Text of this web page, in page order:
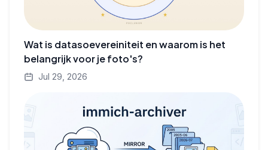
Wat is datasoevereiniteit en waarom is het
belangrijk voor je foto's?
Jul 29, 2026